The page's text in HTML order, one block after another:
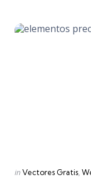
Categories
Posted
inVectores Gratis